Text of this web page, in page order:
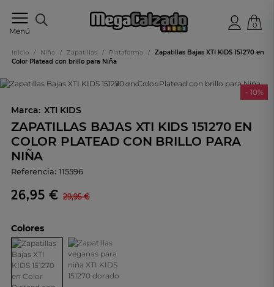
Menú
online
0
Inicio / Niña / Zapatillas / Plataforma /
Zapatillas Bajas XTI KIDS 151270 en
Color Platead con brillo para Niña
- 10%
Marca: XTI KIDS
ZAPATILLAS BAJAS XTI KIDS 151270 EN
COLOR PLATEAD CON BRILLO PARA
NIÑA
Referencia: 115596
26,95 € 29,95 €
Colores